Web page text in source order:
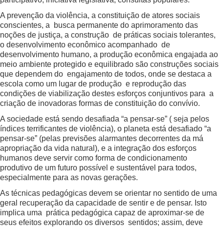
A prevenção da violência, a constituição de atores sociais
conscientes, a busca permanente do aprimoramento das
noções de justiça, a construção de práticas sociais tolerantes,
o desenvolvimento econômico acompanhado de
desenvolvimento humano, a produção econômica engajada ao
meio ambiente protegido e equilibrado são construções sociais
que dependem do engajamento de todos, onde se destaca a
escola como um lugar de produção e reprodução das
condições de viabilização destes esforços conjuntivos para a
criação de inovadoras formas de constituição do convívio.
A sociedade está sendo desafiada “a pensar-se” ( seja pelos
índices terrificantes de violência), o planeta está desafiado “a
pensar-se” (pelas previsões alarmantes decorrentes da má
apropriação da vida natural), e a integração dos esforços
humanos deve servir como forma de condicionamento
produtivo de um futuro possível e sustentável para todos,
especialmente para as novas gerações.
As técnicas pedagógicas devem se orientar no sentido de uma
geral recuperação da capacidade de sentir e de pensar. Isto
implica uma prática pedagógica capaz de aproximar-se de
seus efeitos explorando os diversos sentidos; assim, deve